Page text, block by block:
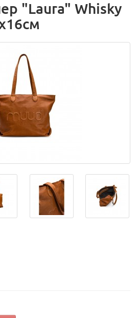
"Laura" Whisky